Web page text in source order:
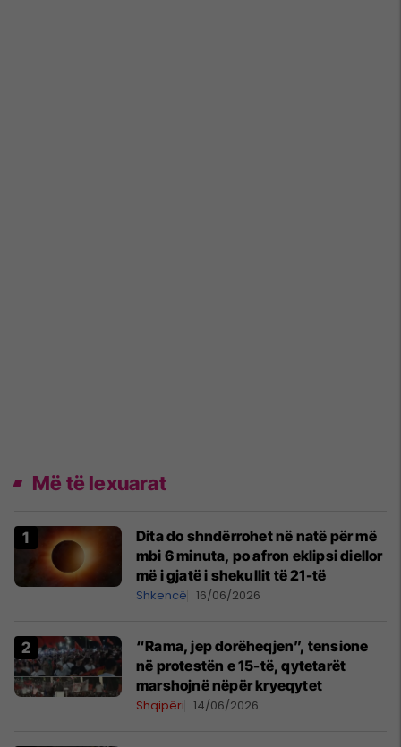
Më të lexuarat
Dita do shndërrohet në natë për më
mbi 6 minuta, po afron eklipsi diellor
më i gjatë i shekullit të 21-të
Shkencë 16/06/2026
“Rama, jep dorëheqjen”, tensione
në protestën e 15-të, qytetarët
marshojnë nëpër kryeqytet
Shqipëri 14/06/2026